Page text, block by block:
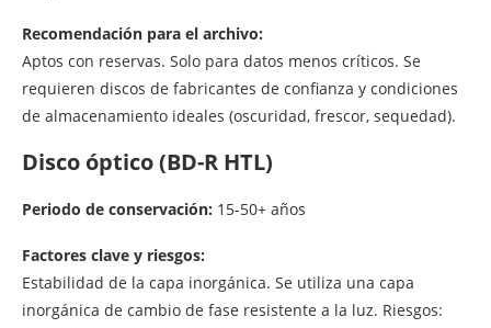
Recomendación para el archivo:
Aptos con reservas. Solo para datos menos críticos. Se
requieren discos de fabricantes de confianza y condiciones
de almacenamiento ideales (oscuridad, frescor, sequedad).
Disco óptico (BD-R HTL)
Periodo de conservación: 15-50+ años
Factores clave y riesgos:
Estabilidad de la capa inorgánica. Se utiliza una capa
inorgánica de cambio de fase resistente a la luz. Riesgos: